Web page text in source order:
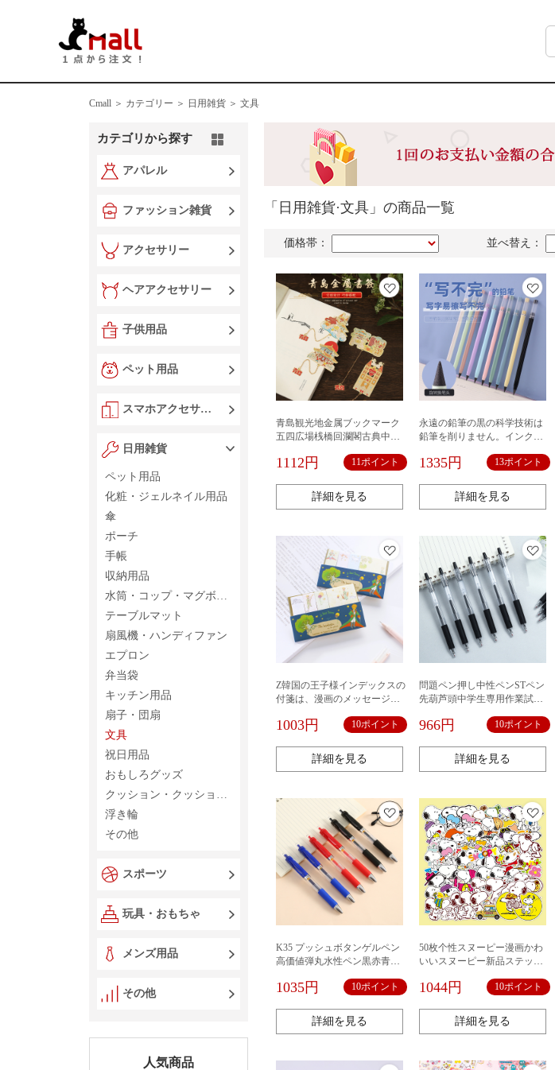
Cmall ＞ カテゴリー ＞ 日用雑貨 ＞ 文具
カテゴリから探す
アパレル
ファッション雑貨
アクセサリー
ヘアアクセサリー
子供用品
ペット用品
スマホアクセサリー
日用雑貨
ペット用品
化粧・ジェルネイル用品
傘
ポーチ
手帳
収納用品
水筒・コップ・マグボトル
テーブルマット
扇風機・ハンディファン
エプロン
弁当袋
キッチン用品
扇子・団扇
文具
祝日用品
おもしろグッズ
クッション・クッションカバー
浮き輪
その他
スポーツ
玩具・おもちゃ
メンズ用品
その他
人気商品
「日用雑貨·文具」の商品一覧
価格帯： 並べ替え：
青島観光地金属ブックマーク
五四広場桟橋回瀾閣古典中国
1112円 11ポイント
詳細を見る
永遠の鉛筆の黒の科学技術は
鉛筆を削りません。インクが
1335円 13ポイント
詳細を見る
Z韓国の王子様インデックスの
付箋は、漫画のメッセージを
ができます。
1003円 10ポイント
詳細を見る
問題ペン押し中性ペンSTペン
先葫芦頭中学生専用作業試験
966円 10ポイント
詳細を見る
K35 プッシュボタンゲルペン
高価値弾丸水性ペン黒赤青署
1035円 10ポイント
詳細を見る
50枚个性スヌーピー漫画かわ
いいスヌーピー新品ステッカ
ステッカースティッカー
1044円 10ポイント
詳細を見る